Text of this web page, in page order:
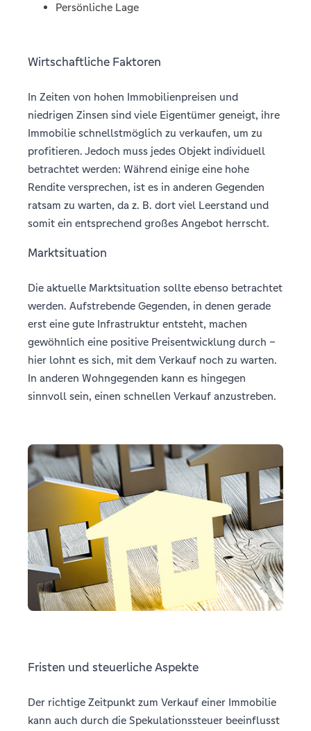
Persönliche Lage
Wirtschaftliche Faktoren
In Zeiten von hohen Immobilienpreisen und
niedrigen Zinsen sind viele Eigentümer geneigt, ihre
Immobilie schnellstmöglich zu verkaufen, um zu
profitieren. Jedoch muss jedes Objekt individuell
betrachtet werden: Während einige eine hohe
Rendite versprechen, ist es in anderen Gegenden
ratsam zu warten, da z. B. dort viel Leerstand und
somit ein entsprechend großes Angebot herrscht.
Marktsituation
Die aktuelle Marktsituation sollte ebenso betrachtet
werden. Aufstrebende Gegenden, in denen gerade
erst eine gute Infrastruktur entsteht, machen
gewöhnlich eine positive Preisentwicklung durch –
hier lohnt es sich, mit dem Verkauf noch zu warten.
In anderen Wohngegenden kann es hingegen
sinnvoll sein, einen schnellen Verkauf anzustreben.
Fristen und steuerliche Aspekte
Der richtige Zeitpunkt zum Verkauf einer Immobilie
kann auch durch die Spekulationssteuer beeinflusst